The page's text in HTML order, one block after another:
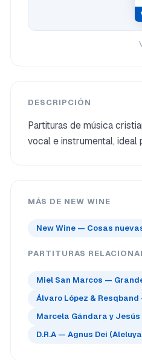
DESCRIPCIÓN
Partituras de música
vocal e instrumental, ideal
MÁS DE NEW WINE
New Wine — Cosas
PARTITURAS
Miel San Marcos —
Álvaro López &
Marcela Gándara y
D.R.A — Agnus Dei